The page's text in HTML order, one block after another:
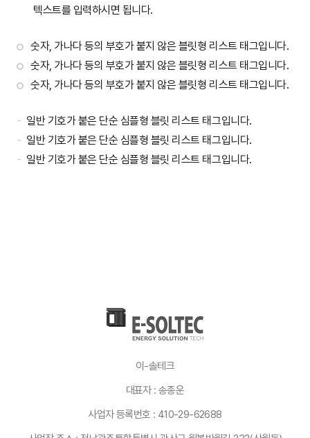
텍스트를 입력하시면 됩니다.
숫자, 가나다 등의 부호가 붙지 않은 블릿형 리스트 태그입니다.
숫자, 가나다 등의 부호가 붙지 않은 블릿형 리스트 태그입니다.
숫자, 가나다 등의 부호가 붙지 않은 블릿형 리스트 태그입니다.
일반 기호가 붙은 단순 심플형 블릿 리스트 태그입니다.
일반 기호가 붙은 단순 심플형 블릿 리스트 태그입니다.
일반 기호가 붙은 단순 심플형 블릿 리스트 태그입니다.
이-솔테크
대표자 : 송종운
사업자 등록번호 : 410-29-62688